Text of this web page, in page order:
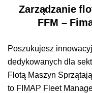
Zarządzanie
FFM –
Poszukujesz
dedykowanych dla
Flotą Maszyn
to FIMAP Fleet